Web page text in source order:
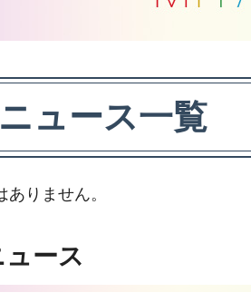
ュース一覧
りません。
ース